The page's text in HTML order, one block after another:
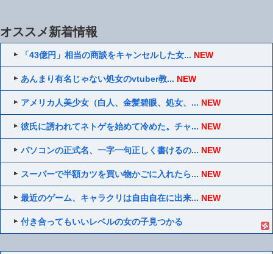
オススメ新着情報
「43億円」相当の商談をキャンセルした女... NEW
あんまり有名じゃない処女のvtuber教... NEW
アメリカ人美少女（白人、金髪碧眼、処女、... NEW
彼氏に誘われてネトゲを始めて冷めた。チャ... NEW
パソコンの正式名、一字一句正しく書けるの... NEW
スーパーで半額カツを買い物かごに入れたら... NEW
最近のゲーム、キャラクリは自由自在に出来... NEW
付き合ってもいいレベルの女の子見つかる